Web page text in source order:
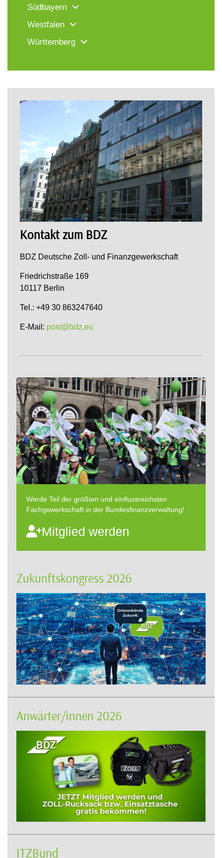
Südbayern
Westfalen
Württemberg
Kontakt zum BDZ
BDZ Deutsche Zoll- und Finanzgewerkschaft
Friedrichstraße 169
10117 Berlin
Tel.: +49 30 863247640
E-Mail: post@bdz.eu
Werde Teil der größten und einflussreichsten
Fachgewerkschaft in der Bundesfinanzverwaltung!
Mitglied werden
Zukunftskongress 2026
Anwärter/innen 2026
ITZBund